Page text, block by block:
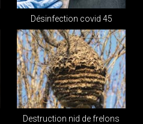
Désinfection covid 45
Destruction nid de frelons